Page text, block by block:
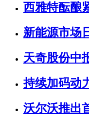
西雅特酝酿
新能源市场
天奇股份中
持续加码动
沃尔沃推出